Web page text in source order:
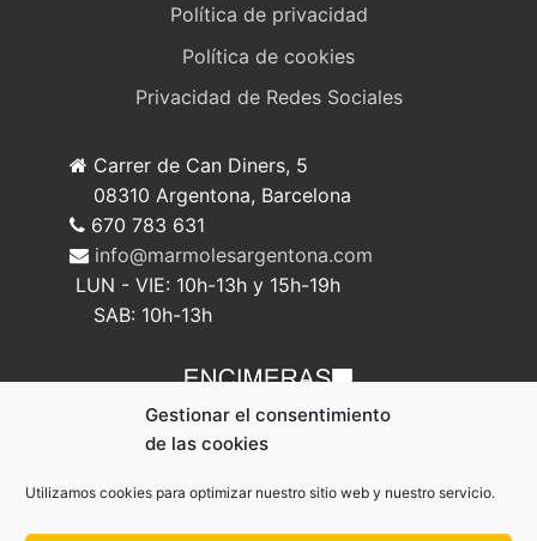
Gestionar el consentimiento
de las cookies
Utilizamos cookies para optimizar nuestro sitio web y nuestro servicio.
Política de privacidad
Política de cookies
Privacidad de Redes Sociales
Carrer de Can Diners, 5
08310 Argentona, Barcelona
670 783 631
info@marmolesargentona.com
LUN - VIE: 10h-13h y 15h-19h
SAB: 10h-13h